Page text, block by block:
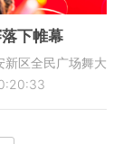
下帷幕
新区全民广场舞大